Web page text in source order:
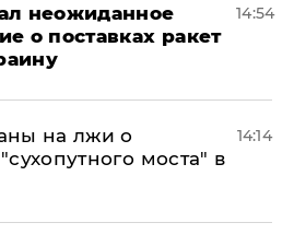
неожиданное
о поставках ракет
14:54
на лжи о
моста" в
14:14